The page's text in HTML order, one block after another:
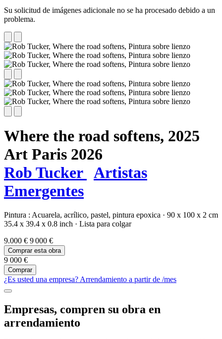
Su solicitud de imágenes adicionale no se ha procesado debido a un
problema.
Where the road softens, 2025
Art Paris 2026
Rob Tucker Artistas
Emergentes
Pintura : Acuarela, acrílico, pastel, pintura epoxica · 90 x 100 x 2 cm
35.4 x 39.4 x 0.8 inch · Lista para colgar
9.000 € 9 000 €
Comprar esta obra
9 000 €
Comprar
¿Es usted una empresa? Arrendamiento a partir de /mes
Empresas, compren su obra en
arrendamiento